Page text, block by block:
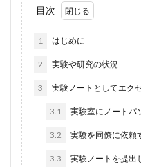
目次
1 はじめに
2 実験や研究の状況
3 実験ノートとしてエク
3.1 実験室にノートパ
3.2 実験を同僚に依頼
3.3
実験ノートを提出